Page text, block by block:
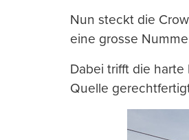
Nun steckt die
eine grosse
Dabei trifft die
Quelle